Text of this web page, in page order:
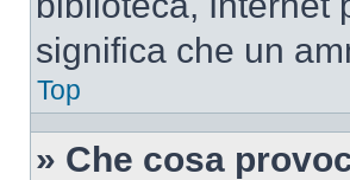
significa che un
Top
» Che cosa